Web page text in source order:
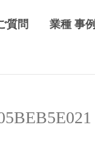
質問 業種 事例